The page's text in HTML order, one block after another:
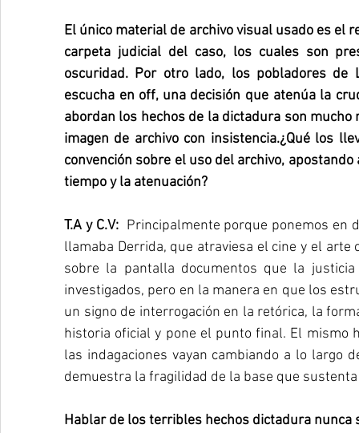
El único material de archivo visual usado es el
carpeta judicial del caso, los cuales son
oscuridad. Por otro lado, los pobladores
escucha en off, una decisión que atenúa la
abordan los hechos de la dictadura son
imagen de archivo con insistencia.¿Qué los
convención sobre el uso del archivo,
tiempo y la atenuación?
T.A y C.V: Principalmente porque ponemos en
llamaba Derrida, que atraviesa el cine y el
sobre la pantalla documentos que la
investigados, pero en la manera en que los
un signo de interrogación en la retórica, la
historia oficial y pone el punto final. El mismo
las indagaciones vayan cambiando a lo largo
demuestra la fragilidad de la base que
Hablar de los terribles hechos dictadura